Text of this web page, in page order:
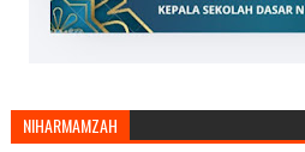
NIHARMAMZAH